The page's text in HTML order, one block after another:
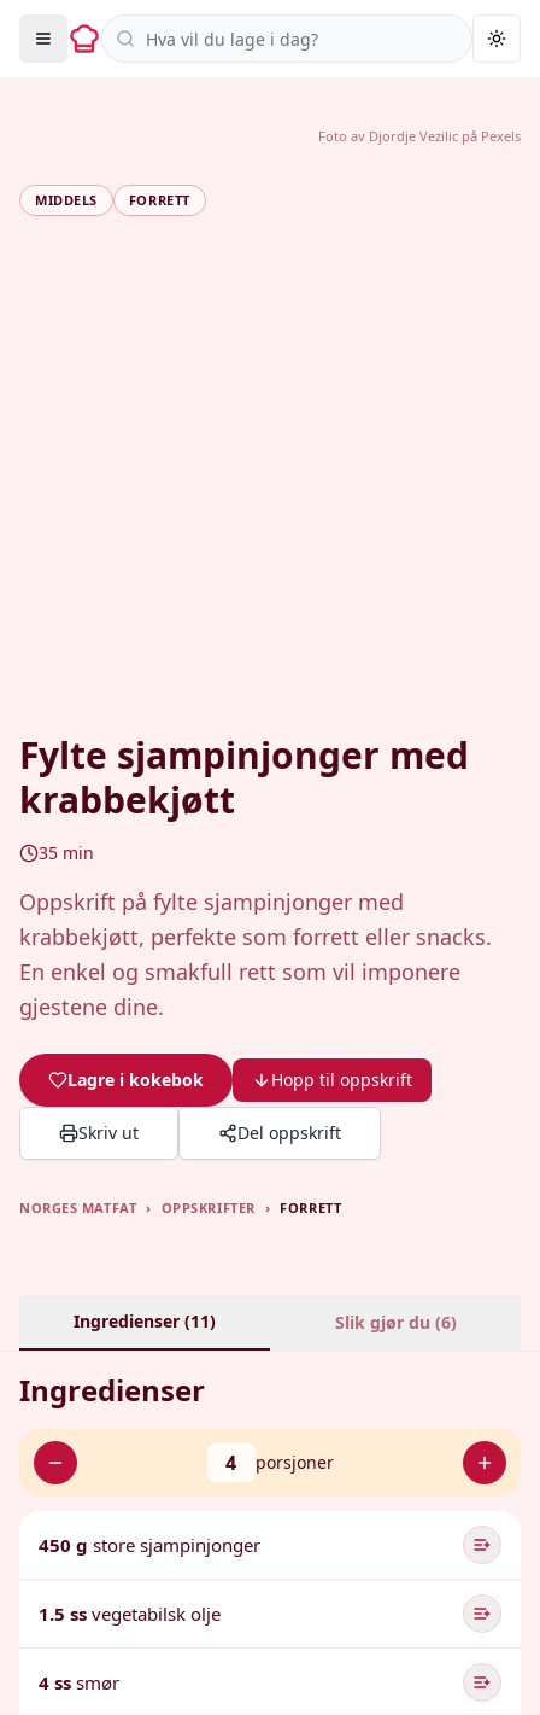
Søk i oppskrifter
MIDDELS FORRETT
Fylte sjampinjonger med
krabbekjøtt
35 min
Oppskrift på fylte sjampinjonger med
krabbekjøtt, perfekte som forrett eller snacks.
En enkel og smakfull rett som vil imponere
gjestene dine.
Lagre i kokebok Hopp til oppskrift
Skriv ut Del oppskrift
Foto av Djordje Vezilic på Pexels
NORGES MATFAT › OPPSKRIFTER › FORRETT
Ingredienser (11) Slik gjør du (6)
Ingredienser
4 porsjoner
450 g store sjampinjonger
1.5 ss vegetabilsk olje
4 ss smør